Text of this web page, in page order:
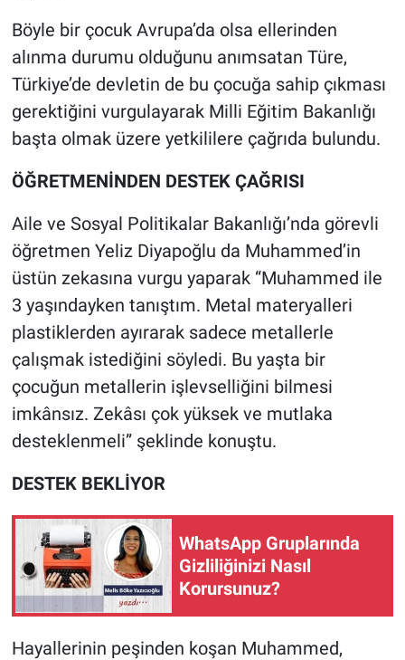
Böyle bir çocuk Avrupa’da olsa ellerinden
alınma durumu olduğunu anımsatan Türe,
Türkiye’de devletin de bu çocuğa sahip çıkması
gerektiğini vurgulayarak Milli Eğitim Bakanlığı
başta olmak üzere yetkililere çağrıda bulundu.
ÖĞRETMENİNDEN DESTEK ÇAĞRISI
Aile ve Sosyal Politikalar Bakanlığı’nda görevli
öğretmen Yeliz Diyapoğlu da Muhammed’in
üstün zekasına vurgu yaparak “Muhammed ile
3 yaşındayken tanıştım. Metal materyalleri
plastiklerden ayırarak sadece metallerle
çalışmak istediğini söyledi. Bu yaşta bir
çocuğun metallerin işlevselliğini bilmesi
imkânsız. Zekâsı çok yüksek ve mutlaka
desteklenmeli” şeklinde konuştu.
DESTEK BEKLİYOR
WhatsApp Gruplarında
Gizliliğinizi Nasıl
Korursunuz?
Hayallerinin peşinden koşan Muhammed,